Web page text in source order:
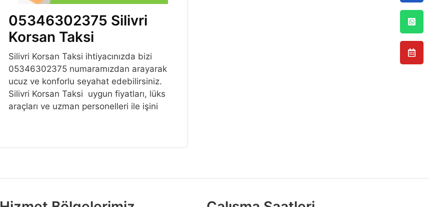
05346302375 Silivri
Korsan Taksi
Silivri Korsan Taksi ihtiyacınızda bizi
05346302375 numaramızdan arayarak
ucuz ve konforlu seyahat edebilirsiniz.
Silivri Korsan Taksi uygun fiyatları, lüks
araçları ve uzman personelleri ile işini